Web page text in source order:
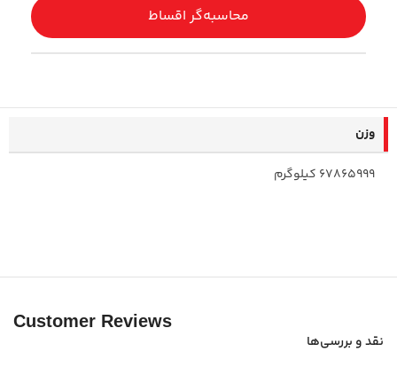
محاسبه‌گر اقساط
وزن
67865999 کیلوگرم
Customer Reviews
نقد و بررسی‌ها